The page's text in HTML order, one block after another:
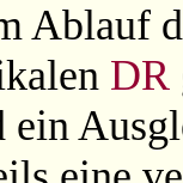
Ablauf
DR